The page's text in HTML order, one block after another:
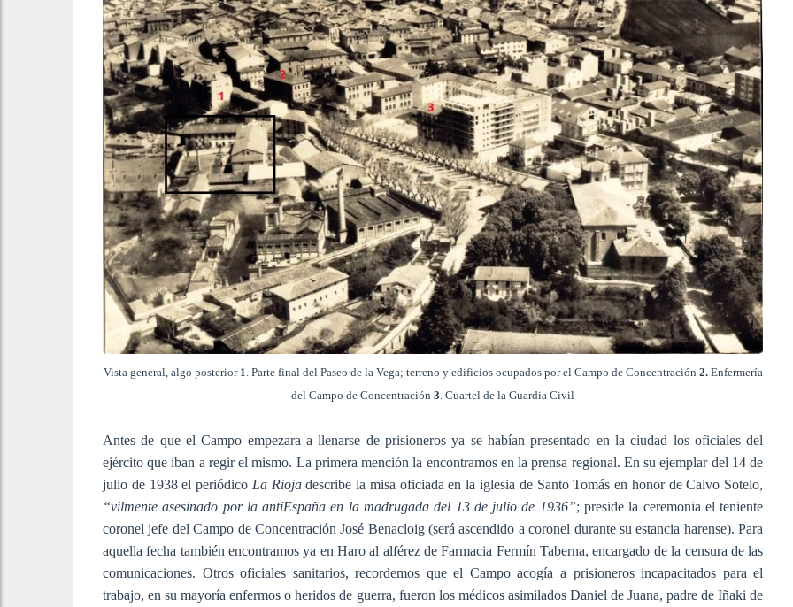
Vista general, algo posterior1 . Parte final del Paseo de la Vega; terreno y edificios ocupados por el Campo de Concentración 2.Enfermería
del Campo de Concentración3 . Cuartel de la Guardia Civil
Antes de que el Campo empezara a llenarse de prisioneros ya se habían presentado en la ciudad los oficiales del
ejército que iban a regir el mismo. La primera mención la encontramos en la prensa regional. En su ejemplar del 14 de
julio de 1938 el periódico La Riojadescribe la misa oficiada en la iglesia de Santo Tomás en honor de Calvo Sotelo,
“vilmente asesinado por la antiEspaña en la madrugada del 13 de julio de 1936”; preside la ceremonia el teniente
coronel jefe del Campo de Concentración José Benacloig (será ascendido a coronel durante su estancia harense). Para
aquella fecha también encontramos ya en Haro al alférez de Farmacia Fermín Taberna, encargado de la censura de las
comunicaciones. Otros oficiales sanitarios, recordemos que el Campo acogía a prisioneros incapacitados para el
trabajo, en su mayoría enfermos o heridos de guerra, fueron los médicos asimilados Daniel de Juana, padre de Iñaki de